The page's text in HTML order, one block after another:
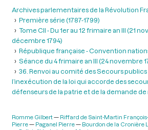
Archives parlementaires de la Révolution
Première série (1787-1799)
Tome CII - Du 1er au 12 frimaire an III (21
décembre 1794)
République française - Convention
Séance du 4 frimaire an III (24 novembre
36. Renvoi au comité des Secours
l’inexécution de la loi qui accorde des
défenseurs de la patrie et de la demande
Romme Gilbert Riffard de Saint-Martin
Pierre
Paganel Pierre
Bourdon de la Cronière